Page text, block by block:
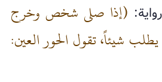
(إذا صلى شخص وخرج
شيئاً، تقول الحور العين: